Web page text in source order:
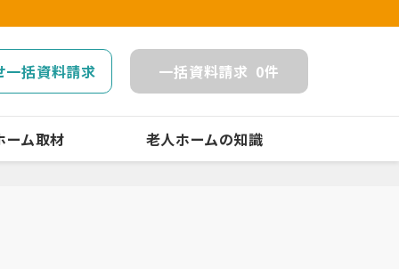
一括資料請求 一括資料請求 0件
ーム取材 老人ホームの知識